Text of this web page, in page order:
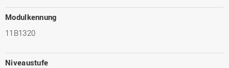
Modulkennung
11B1320
Niveaustufe